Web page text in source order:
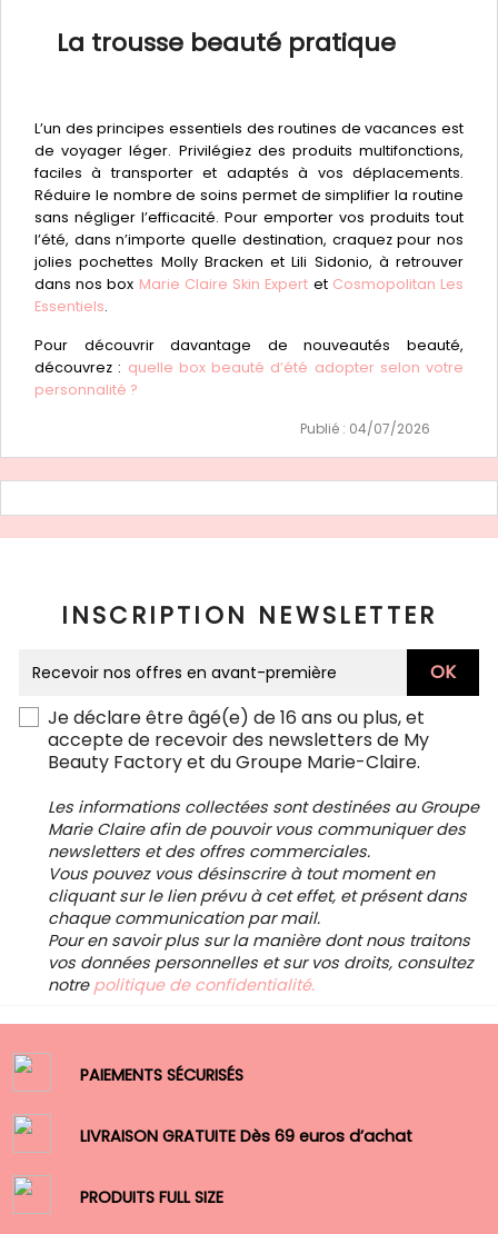
La trousse beauté pratique
L’un des principes essentiels des routines de vacances est
de voyager léger. Privilégiez des produits multifonctions,
faciles à transporter et adaptés à vos déplacements.
Réduire le nombre de soins permet de simplifier la routine
sans négliger l’efficacité. Pour emporter vos produits tout
l’été, dans n’importe quelle destination, craquez pour nos
jolies pochettes Molly Bracken et Lili Sidonio, à retrouver
dans nos box Marie Claire Skin Expert et Cosmopolitan Les
Essentiels.
Pour découvrir davantage de nouveautés beauté,
découvrez : quelle box beauté d’été adopter selon votre
personnalité ?
Publié : 04/07/2026
INSCRIPTION NEWSLETTER
Je déclare être âgé(e) de 16 ans ou plus, et
accepte de recevoir des newsletters de My
Beauty Factory et du Groupe Marie-Claire.
Les informations collectées sont destinées au Groupe
Marie Claire afin de pouvoir vous communiquer des
newsletters et des offres commerciales.
Vous pouvez vous désinscrire à tout moment en
cliquant sur le lien prévu à cet effet, et présent dans
chaque communication par mail.
Pour en savoir plus sur la manière dont nous traitons
vos données personnelles et sur vos droits, consultez
notre politique de confidentialité.
PAIEMENTS SÉCURISÉS
LIVRAISON GRATUITE Dès 69 euros d’achat
PRODUITS FULL SIZE